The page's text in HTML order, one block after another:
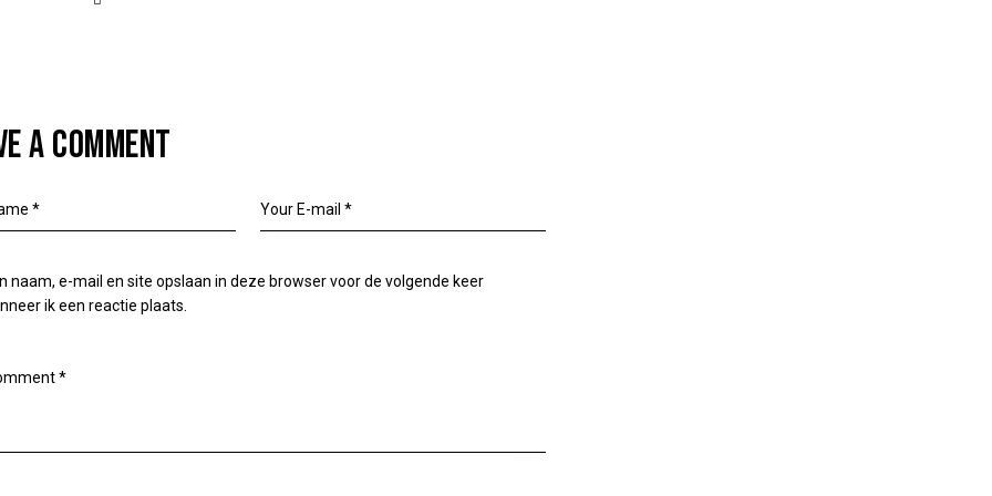
A COMMENT
naam, e-mail en site opslaan in deze browser voor de volgende keer
ik een reactie plaats.